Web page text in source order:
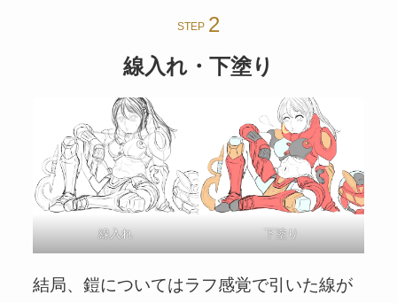
STEP
線入れ・下塗り
線入れ 下塗り
結局、鎧についてはラフ感覚で引いた線が